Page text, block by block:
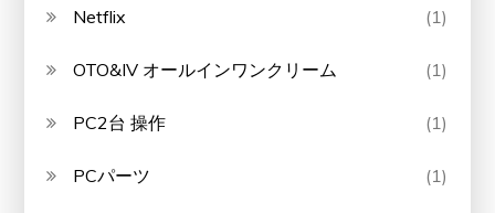
Netflix (1)
OTO&IV オールインワンクリーム (1)
PC2台 操作 (1)
PCパーツ (1)